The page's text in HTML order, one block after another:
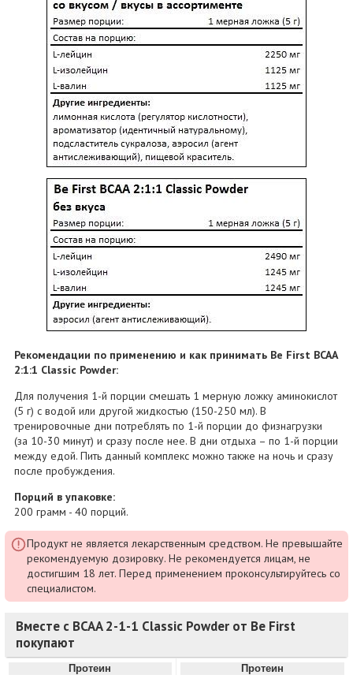
Рекомендации по применению и как принимать Be First BCAA
2:1:1 Classic Powder:
Для получения 1-й порции смешать 1 мерную ложку аминокислот
(5 г) с водой или другой жидкостью (150-250 мл). В
тренировочные дни потреблять по 1-й порции до физнагрузки
(за 10-30 минут) и сразу после нее. В дни отдыха – по 1-й порции
между едой. Пить данный комплекс можно также на ночь и сразу
после пробуждения.
Порций в упаковке:
200 грамм - 40 порций.
Продукт не является лекарственным средством. Не превышайте
рекомендуемую дозировку. Не рекомендуется лицам, не
достигшим 18 лет. Перед применением проконсультируйтесь со
специалистом.
Вместе с BCAA 2-1-1 Classic Powder от Be First
покупают
Протеин Протеин